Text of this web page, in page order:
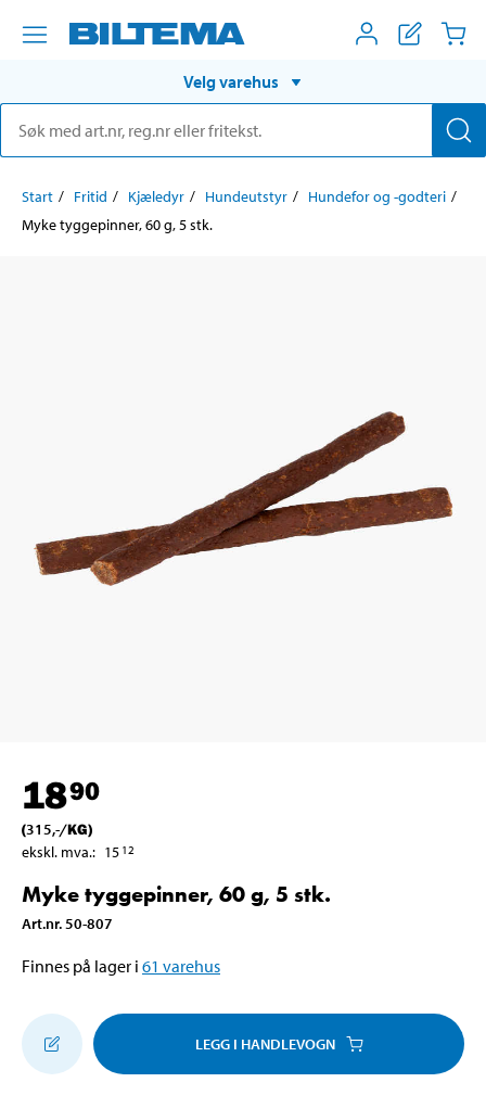
Velg varehus
Start Fritid Kjæledyr Hundeutstyr
Hundefor og -godteri
Myke tyggepinner, 60 g, 5 stk.
1890
(315,-/KG)
ekskl. mva.: 15 12
Myke tyggepinner, 60 g, 5 stk.
Art.nr. 50-807
Finnes på lager i 61 varehus
LEGG I HANDLEVOGN